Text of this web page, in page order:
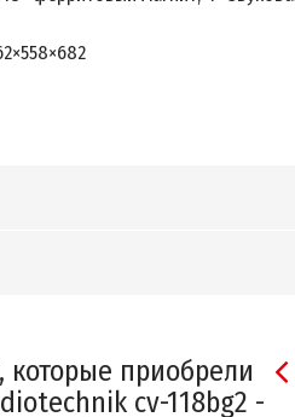
которые приобрели
cv-118bg2 -